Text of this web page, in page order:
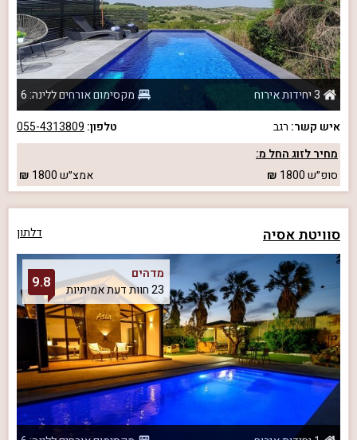
3 יחידות אירוח
מקסימום אורחים ללינה: 6
איש קשר: רגב טלפון: 055-4313809
מחיר לזוג החל מ:
סופ״ש1800 אמצ״ש1800
סוויטת אסיה דלתון
מדהים
23 חוות דעת אמיתיות
9.8